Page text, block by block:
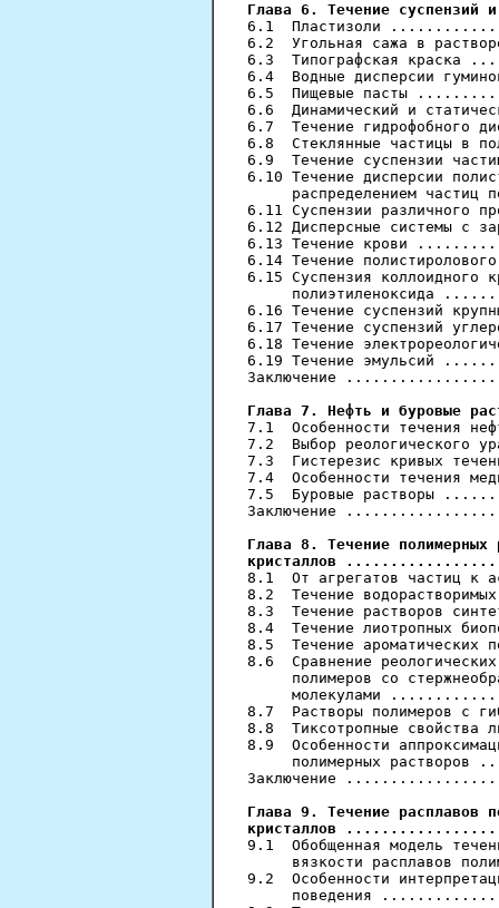
Глава 6. Течение
6.1  Пластизоли
6.2  Угольная сажа в
6.3  Типографская
6.4  Водные дисперсии
6.5  Пищевые пасты
6.6  Динамический и
6.7  Течение гидрофобного
6.8  Стеклянные
6.9  Течение суспензии
6.10 Течение дисперсии
распределением частиц
6.11 Суспензии
6.12 Дисперсные системы
6.13 Течение крови
6.14 Течение
6.15 Суспензия коллоидного
полиэтиленоксида
6.16 Течение суспензий
6.17 Течение суспензий
6.18 Течение
6.19 Течение
Заключение
Глава 7. Нефть и
7.1  Особенности
7.2  Выбор
7.3  Гистерезис
7.4  Особенности течения
7.5  Буровые
Заключение
Глава 8. Течение полимерных
кристаллов
8.1  От агрегатов частиц
8.2  Течение
8.3  Течение растворов
8.4  Течение
8.5  Течение
8.6  Сравнение
полимеров со
молекулами
8.7  Растворы
8.8  Тиксотропные свойства
8.9  Особенности
полимерных растворов
Заключение
Глава 9. Течение расплавов
кристаллов
9.1  Обобщенная модель
вязкости расплавов
9.2  Особенности
поведения